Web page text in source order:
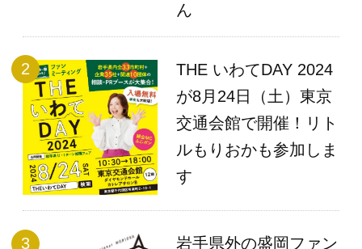
ん
THE いわてDAY 2024
が8月24日（土）東京
交通会館で開催！リト
ルもりおかも参加しま
す
岩手県外の盛岡ファン